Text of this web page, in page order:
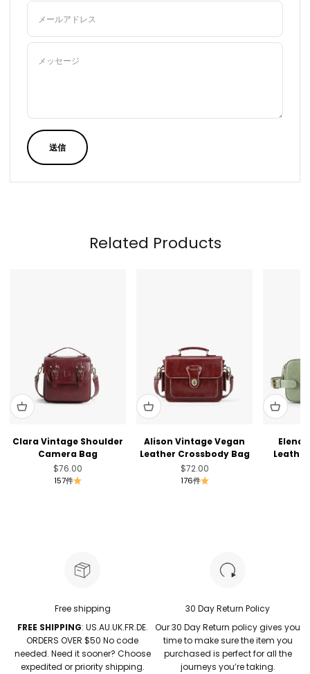
メールアドレス
メッセージ
送信
Related Products
Clara Vintage Shoulder
Camera Bag
セール価格
$76.00
157件
Alison Vintage Vegan
Leather Crossbody Bag
セール価格
$72.00
176件
Elena
Free shipping
FREE SHIPPING: US.AU.UK.FR.DE.
ORDERS OVER $50 No code
needed. Need it sooner? Choose
expedited or priority shipping.
30 Day Return Policy
Our 30 Day Return policy gives you
time to make sure the item you
purchased is perfect for all the
journeys you’re taking.